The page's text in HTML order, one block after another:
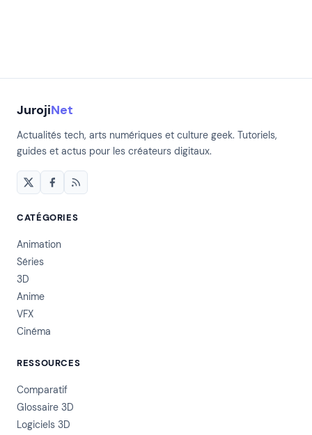
JurojiNet
Actualités tech, arts numériques et culture geek. Tutoriels,
guides et actus pour les créateurs digitaux.
CATÉGORIES
Animation
Séries
3D
Anime
VFX
Cinéma
RESSOURCES
Comparatif
Glossaire 3D
Logiciels 3D